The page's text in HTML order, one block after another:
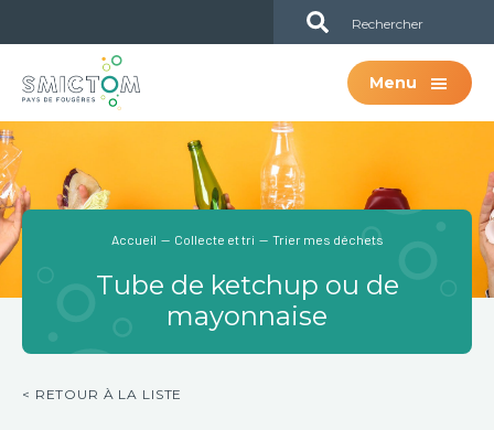
au
contenu
principal
à
barre
latérale
principale
Sub
Header
Menu
Tube de ketchup ou de
mayonnaise
Accueil — Collecte et tri — Trier mes déchets
< RETOUR À LA LISTE